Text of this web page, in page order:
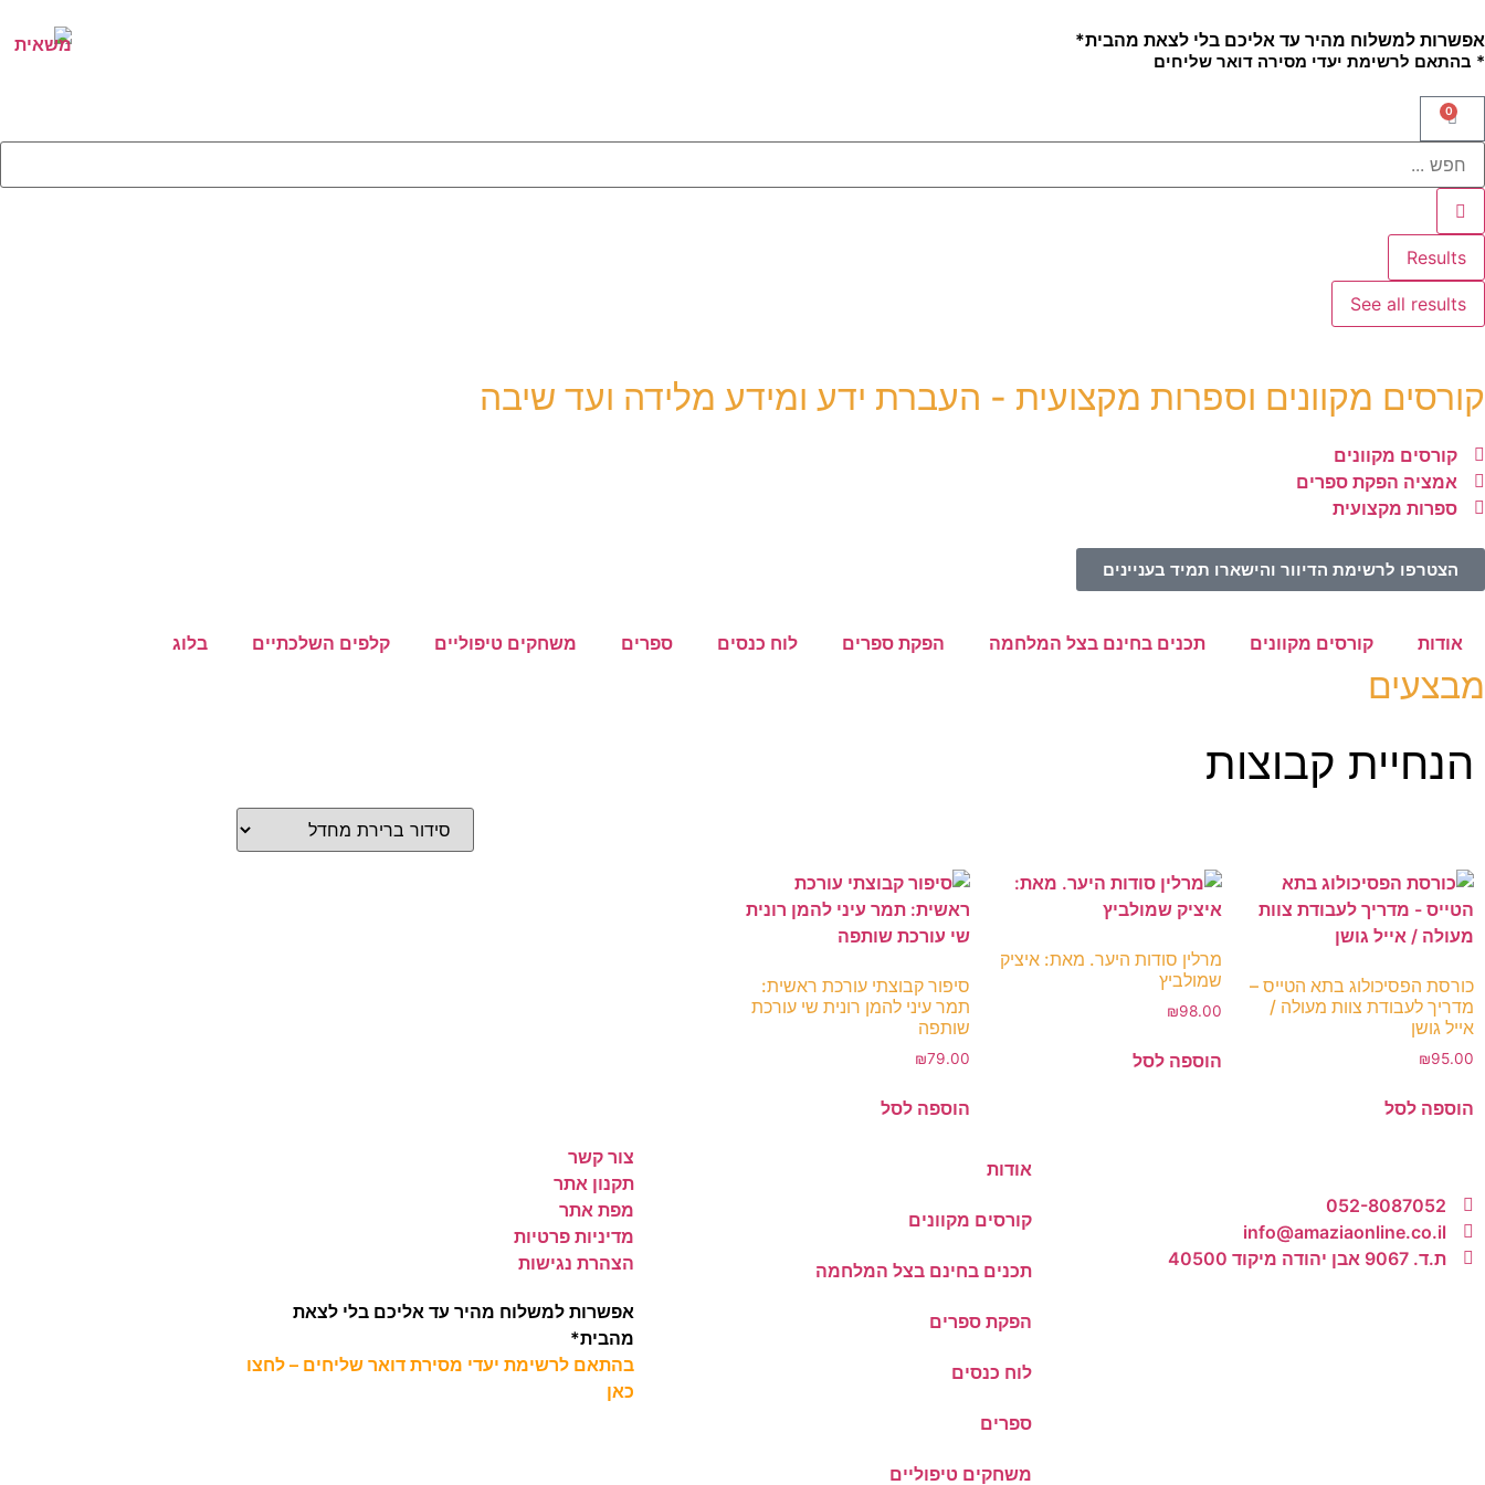
אפשרות למשלוח מהיר עד אליכם בלי לצאת מהבית*
* בהתאם לרשימת יעדי מסירה דואר שליחים
0
Results
See all results
קורסים מקוונים וספרות מקצועית - העברת ידע ומידע מלידה ועד שיבה
קורסים מקוונים
אמציה הפקת ספרים
ספרות מקצועית
הצטרפו לרשימת הדיוור והישארו תמיד בעניינים
אודות קורסים מקוונים תכנים בחינם בצל המלחמה הפקת ספרים לוח כנסים ספרים משחקים טיפוליים קלפים השלכתיים בלוג
מבצעים
הנחיית קבוצות
כורסת הפסיכולוג בתא הטייס –
מדריך לעבודת צוות מעולה /
אייל גושן
₪95.00
הוספה לסל
מרלין סודות היער. מאת: איציק
שמולביץ
₪98.00
הוספה לסל
סיפור קבוצתי עורכת ראשית:
תמר עיני להמן רונית שי עורכת
שותפה
₪79.00
הוספה לסל
052-8087052
info@amaziaonline.co.il
ת.ד. 9067 אבן יהודה מיקוד 40500
אודות
קורסים מקוונים
תכנים בחינם בצל המלחמה
הפקת ספרים
לוח כנסים
ספרים
משחקים טיפוליים
צור קשר
תקנון אתר
מפת אתר
מדיניות פרטיות
הצהרת נגישות
אפשרות למשלוח מהיר עד אליכם בלי לצאת
מהבית*
בהתאם לרשימת יעדי מסירת דואר שליחים – לחצו
כאן